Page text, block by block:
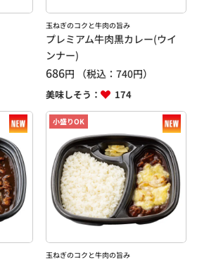
玉ねぎのコクと牛肉の旨み
プレミアム牛肉黒カレー(ウイ
ンナー)
686円 （税込：740円）
美味しそう： 174
小盛りOK
玉ねぎのコクと牛肉の旨み